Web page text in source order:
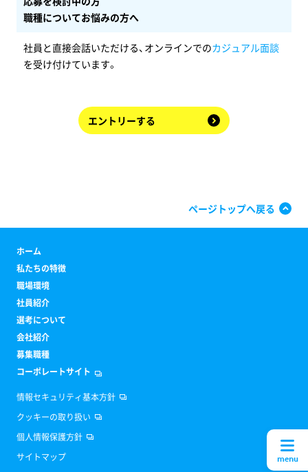
menu
職種についてお悩みの方へ
社員と直接会話いただける、オンラインでのカジュアル面談
を受け付けています。
エントリーする
ページトップへ戻る
ホーム
私たちの特徴
職場環境
社員紹介
選考について
会社紹介
募集職種
コーポレートサイト
情報セキュリティ基本方針
クッキーの取り扱い
個人情報保護方針
サイトマップ